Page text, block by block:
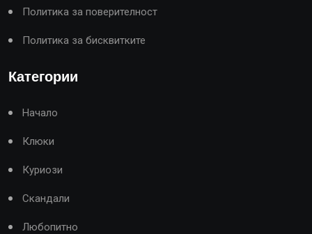
Политика за поверителност
Политика за бисквитките
Категории
Начало
Клюки
Куриози
Скандали
Любопитно